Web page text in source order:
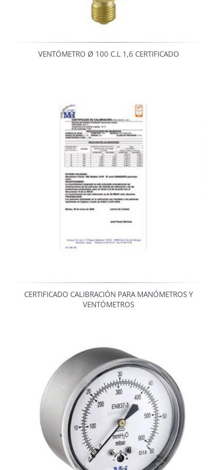
VENTÓMETRO Ø 100 C.L 1,6 CERTIFICADO
CERTIFICADO CALIBRACIÓN PARA MANÓMETROS Y
VENTÓMETROS